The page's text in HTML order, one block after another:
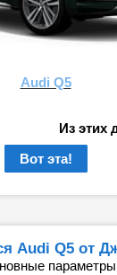
Audi Q5
Из этих
Вот эта!
Audi Q5 от